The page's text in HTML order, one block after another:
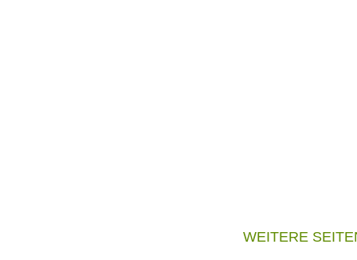
WEITERE